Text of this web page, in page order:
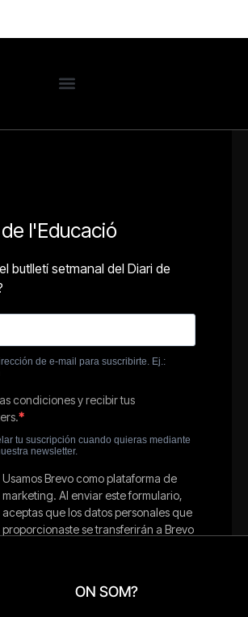
ON SOM?